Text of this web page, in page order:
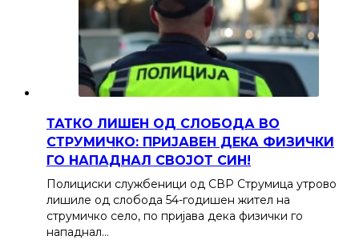
ТАТКО ЛИШЕН ОД СЛОБОДА ВО
СТРУМИЧКО: ПРИЈАВЕН ДЕКА ФИЗИЧКИ
ГО НАПАДНАЛ СВОЈОТ СИН!
Полициски службеници од СВР Струмица утрово
лишиле од слобода 54-годишен жител на
струмичко село, по пријава дека физички го
нападнал…